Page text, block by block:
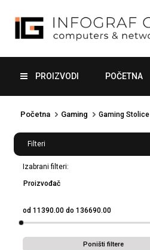
PROIZVODI POČETNA
Početna Gaming Gaming Stolice
Filteri
Izabrani filteri:
Proizvođač
od 11390.00 do 136690.00
Poništi filtere